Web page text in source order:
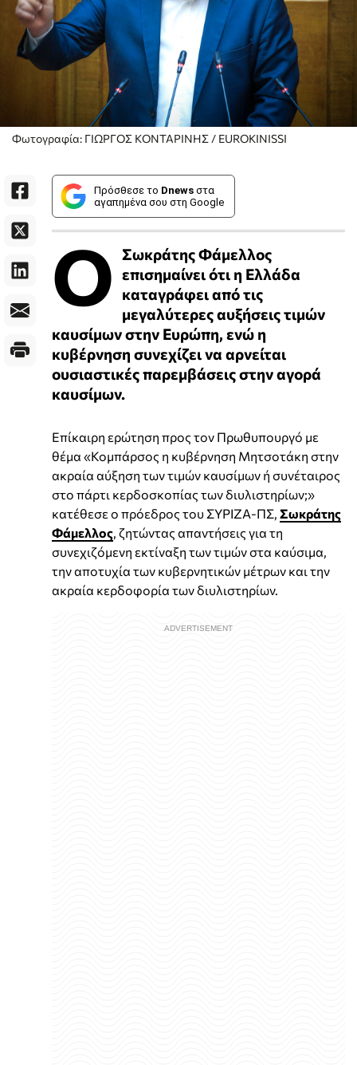
Φωτογραφία: ΓΙΩΡΓΟΣ ΚΟΝΤΑΡΙΝΗΣ / EUROKINISSI
Πρόσθεσε το Dnews στα
αγαπημένα σου στη Google
Ο Σωκράτης Φάμελλος
επισημαίνει ότι η Ελλάδα
καταγράφει από τις
μεγαλύτερες αυξήσεις τιμών
καυσίμων στην Ευρώπη, ενώ η
κυβέρνηση συνεχίζει να αρνείται
ουσιαστικές παρεμβάσεις στην αγορά
καυσίμων.
Επίκαιρη ερώτηση προς τον Πρωθυπουργό με
θέμα «Κομπάρσος η κυβέρνηση Μητσοτάκη στην
ακραία αύξηση των τιμών καυσίμων ή συνέταιρος
στο πάρτι κερδοσκοπίας των διυλιστηρίων;»
κατέθεσε ο πρόεδρος του ΣΥΡΙΖΑ-ΠΣ, Σωκράτης
Φάμελλος , ζητώντας απαντήσεις για τη
συνεχιζόμενη εκτίναξη των τιμών στα καύσιμα,
την αποτυχία των κυβερνητικών μέτρων και την
ακραία κερδοφορία των διυλιστηρίων.